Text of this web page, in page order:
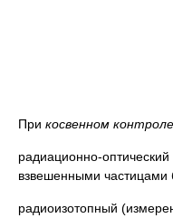
При косвенном контроле
радиационно-
взвешенными
радиоизотопный